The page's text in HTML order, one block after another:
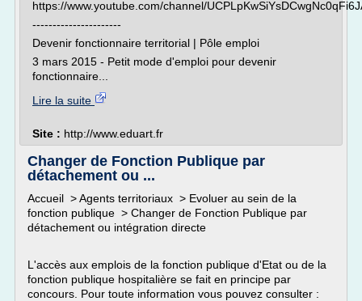
https://www.youtube.com/channel/
----------------------
Devenir fonctionnaire territorial | Pôle emploi
3 mars 2015 - Petit mode d'emploi pour devenir
fonctionnaire...
Lire la suite
Site : http://www.eduart.fr
Changer de Fonction Publique par
détachement ou ...
Accueil > Agents territoriaux > Evoluer au sein de la
fonction publique > Changer de Fonction Publique par
détachement ou intégration directe
L'accès aux emplois de la fonction publique d'Etat ou de la
fonction publique hospitalière se fait en principe par
concours. Pour toute information vous pouvez consulter :